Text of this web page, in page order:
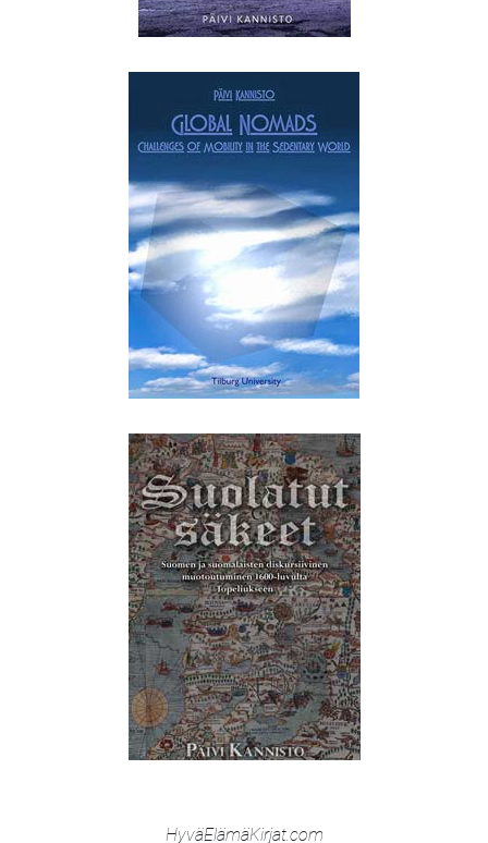
Hyvä­Elämä­Kirjat.com